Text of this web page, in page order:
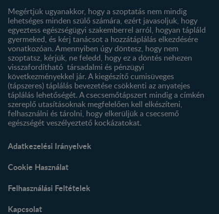
Megértjük ugyanakkor, hogy a szoptatás nem mindig
lehetséges minden szülő számára, ezért javasoljuk, hogy
egyeztess egészségügyi szakemberrel arról, hogyan tápláld
gyermeked, és kérj tanácsot a hozzátáplálás elkezdésére
vonatkozóan. Amennyiben úgy döntesz, hogy nem
szoptatsz, kérjük, ne feledd, hogy ez a döntés nehezen
visszafordítható társadalmi és pénzügyi
következményekkel jár. A kiegészítő cumisüveges
(tápszeres) táplálás bevezetése csökkenti az anyatejes
táplálás lehetőségét. A csecsemőtápszert mindig a címkén
szereplő utasításoknak megfelelően kell elkészíteni,
felhasználni és tárolni, hogy elkerüljük a csecsemő
egészségét veszélyeztető kockázatokat.
Adatkezelési Irányelvek
Cookie Használat
Felhasználási Feltételek
Kapcsolat